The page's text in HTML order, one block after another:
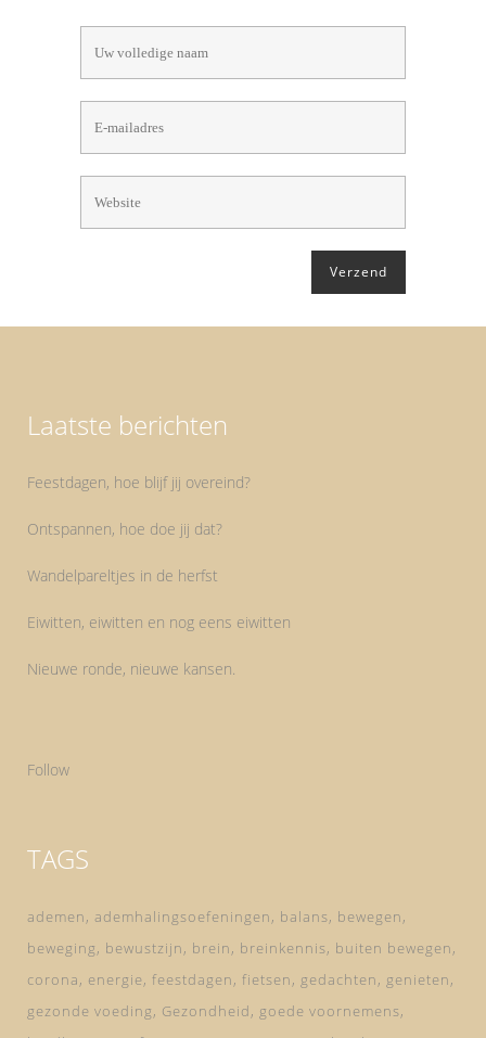
Laatste berichten
Feestdagen, hoe blijf jij overeind?
Ontspannen, hoe doe jij dat?
Wandelpareltjes in de herfst
Eiwitten, eiwitten en nog eens eiwitten
Nieuwe ronde, nieuwe kansen.
Follow
TAGS
ademen ademhalingsoefeningen balans bewegen
beweging
bewustzijn brein breinkennis buiten bewegen
corona
energie feestdagen fietsen gedachten
genieten
gezonde voeding
Gezondheid
goede voornemens